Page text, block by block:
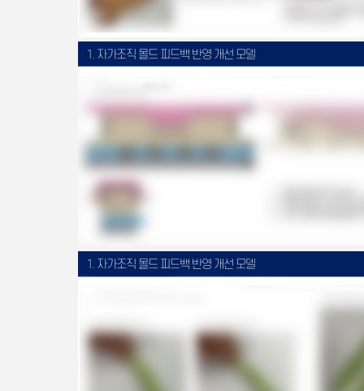
1. 자가조직 몰드 피드백 반영 개선 모델
1. 자가조직 몰드 피드백 반영 개선 모델